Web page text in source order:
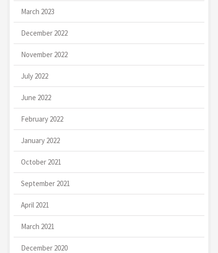
March 2023
December 2022
November 2022
July 2022
June 2022
February 2022
January 2022
October 2021
September 2021
April 2021
March 2021
December 2020